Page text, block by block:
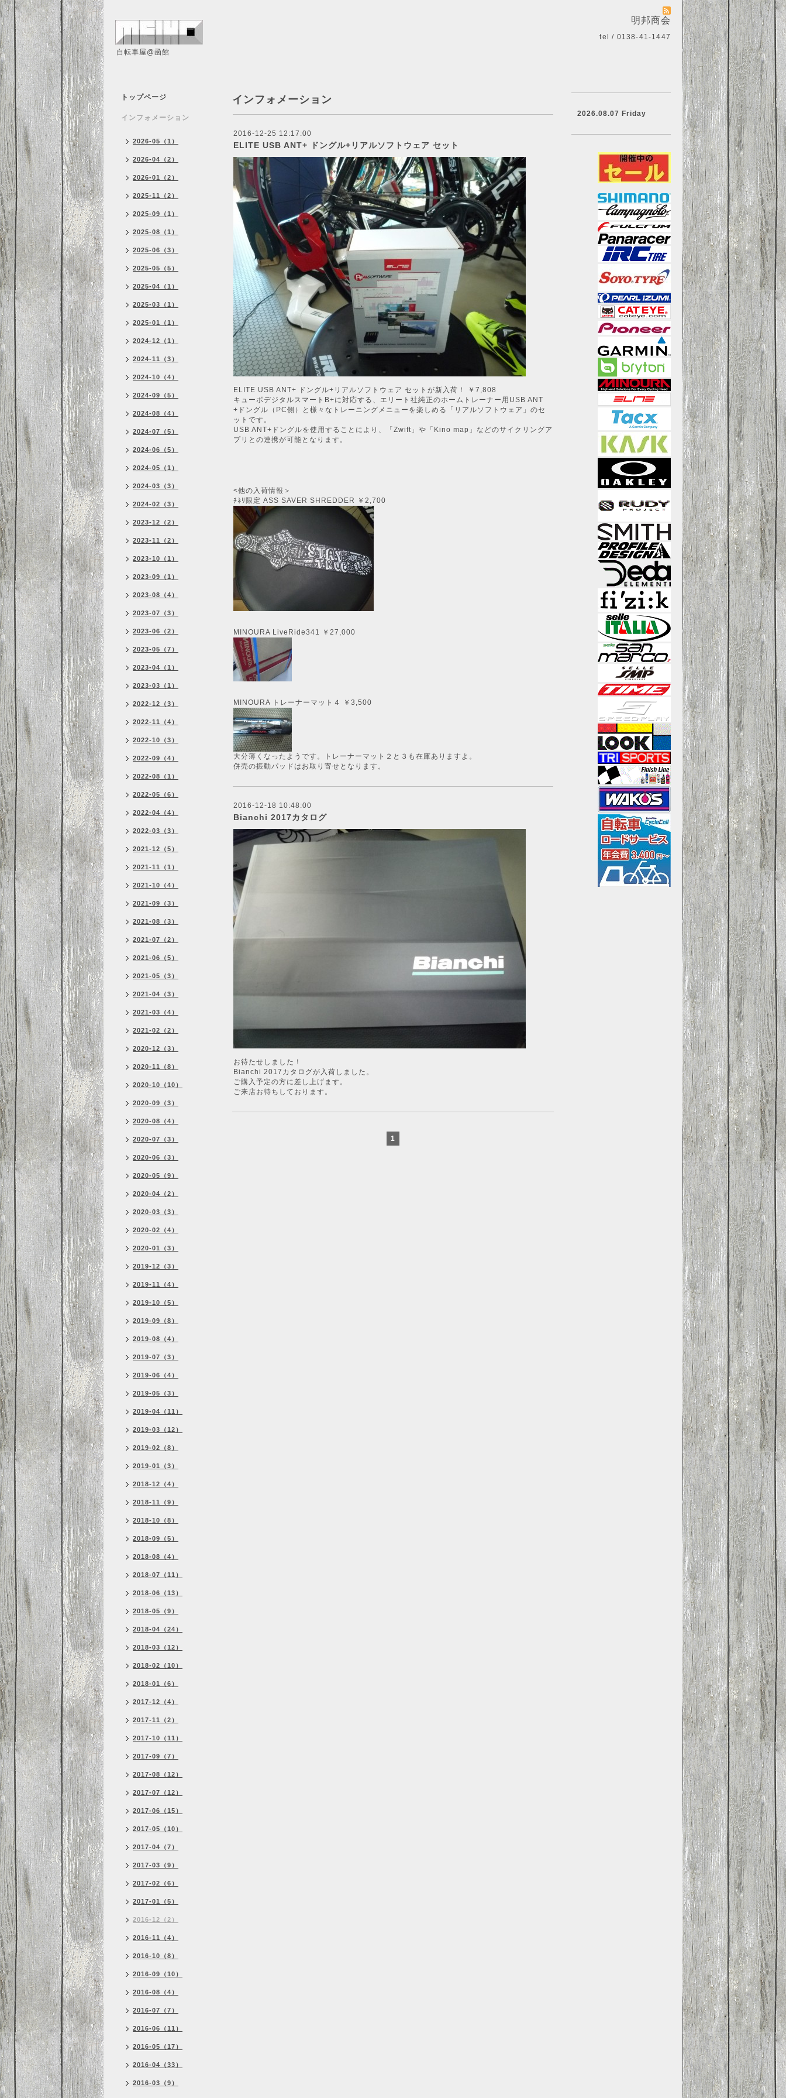
明邦商会
tel / 0138-41-1447
自転車屋@函館
インフォメーション
2016-12-25 12:17:00
ELITE USB ANT+ ドングル+リアルソフトウェア セット
ELITE USB ANT+ ドングル+リアルソフトウェア セットが新入荷！ ￥7,808
キューボデジタルスマートB+に対応する、エリート社純正のホームトレーナー用USB ANT
+ドングル（PC側）と様々なトレーニングメニューを楽しめる「リアルソフトウェア」のセ
ットです。
USB ANT+ドングルを使用することにより、「Zwift」や「Kino map」などのサイクリングア
プリとの連携が可能となります。
<他の入荷情報＞
ﾁﾈﾘ限定 ASS SAVER SHREDDER ￥2,700
MINOURA LiveRide341 ￥27,000
MINOURA トレーナーマット４ ￥3,500
大分薄くなったようです。トレーナーマット２と３も在庫ありますよ。
併売の振動パッドはお取り寄せとなります。
2016-12-18 10:48:00
Bianchi 2017カタログ
お待たせしました！
Bianchi 2017カタログが入荷しました。
ご購入予定の方に差し上げます。
ご来店お待ちしております。
1
トップページ
インフォメーション
2026-05（1）
2026-04（2）
2026-01（2）
2025-11（2）
2025-09（1）
2025-08（1）
2025-06（3）
2025-05（5）
2025-04（1）
2025-03（1）
2025-01（1）
2024-12（1）
2024-11（3）
2024-10（4）
2024-09（5）
2024-08（4）
2024-07（5）
2024-06（5）
2024-05（1）
2024-03（3）
2024-02（3）
2023-12（2）
2023-11（2）
2023-10（1）
2023-09（1）
2023-08（4）
2023-07（3）
2023-06（2）
2023-05（7）
2023-04（1）
2023-03（1）
2022-12（3）
2022-11（4）
2022-10（3）
2022-09（4）
2022-08（1）
2022-05（6）
2022-04（4）
2022-03（3）
2021-12（5）
2021-11（1）
2021-10（4）
2021-09（3）
2021-08（3）
2021-07（2）
2021-06（5）
2021-05（3）
2021-04（3）
2021-03（4）
2021-02（2）
2020-12（3）
2020-11（8）
2020-10（10）
2020-09（3）
2020-08（4）
2020-07（3）
2020-06（3）
2020-05（9）
2020-04（2）
2020-03（3）
2020-02（4）
2020-01（3）
2019-12（3）
2019-11（4）
2019-10（5）
2019-09（8）
2019-08（4）
2019-07（3）
2019-06（4）
2019-05（3）
2019-04（11）
2019-03（12）
2019-02（8）
2019-01（3）
2018-12（4）
2018-11（9）
2018-10（8）
2018-09（5）
2018-08（4）
2018-07（11）
2018-06（13）
2018-05（9）
2018-04（24）
2018-03（12）
2018-02（10）
2018-01（6）
2017-12（4）
2017-11（2）
2017-10（11）
2017-09（7）
2017-08（12）
2017-07（12）
2017-06（15）
2017-05（10）
2017-04（7）
2017-03（9）
2017-02（6）
2017-01（5）
2016-12（2）
2016-11（4）
2016-10（8）
2016-09（10）
2016-08（4）
2016-07（7）
2016-06（11）
2016-05（17）
2016-04（33）
2016-03（9）
2026.08.07 Friday